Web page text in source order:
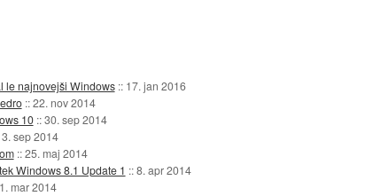
le najnovejši Windows :: 17. jan 2016
::22. nov 2014
10 ::30. sep 2014
sep 2014
::25. maj 2014
Windows 8.1 Update 1 ::8. apr 2014
1. mar 2014